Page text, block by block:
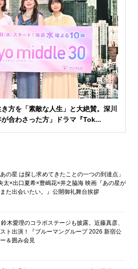
方を「素敵な人生」と大絶賛。深川
合わさった方」ドラマ『Tok...
の星 は探し求めてきたことの一つの到達点」
太×出口夏希×豊嶋花×井之脇海 映画『あの星が
た出会いたい。』公開御礼舞台挨拶
鈴木愛理のコラボステージも披露。近藤真彦、
ト出演！『ブルーマングループ 2026 新宿公
＆囲み会見